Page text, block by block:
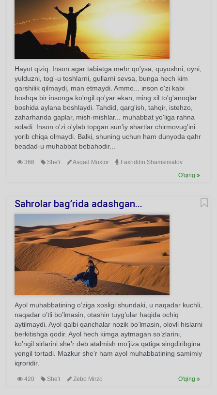
Hayot qiziq. Inson agar tabiatga mehr qo'ysa, quyoshni, oyni,
yulduzni, tog'-u toshlarni, gullarni sevsa, bunga hech kim
qarshilik qilmaydi, man etmaydi. Ammo... inson o'zi kabi
boshqa bir insonga ko'ngil qo'yar ekan, ming xil to'g'anoqlar
boshida aylana boshlaydi. Tahdid, qarg'ish, tahqir, istehzo,
zaharhanda gaplar, mish-mishlar... muhabbat yo'liga rahna
soladi. Inson o'zi o'ylab topgan sun'iy shartlar chirmovug'ini
yorib chiqa olmaydi. Balki, shuning uchun ham dunyoda qahr
beadad-u muhabbat bebahodir...
366 She'r Asqad Muxtor
Faxriddin Shamsimatov
O'qing
Sahrolar bag’rida adashgan...
Ayol muhabbatining o’ziga xosligi shundaki, u naqadar kuchli,
naqadar o’tli bo’lmasin, otashin tuyg’ular haqida ochiq
aytilmaydi. Ayol qalbi qanchalar nozik bo’lmasin, olovli hislarni
berkitishga qodir. Ayol hech kimga aytmagan so’zlarini,
ko’ngil sirlarini she’r deb atalmish mo’jiza qatiga singdiribgina
yengil tortadi. Mazkur she’r ham ayol muhabbatining samimiy
iqroridir.
420 She'r Zebo Mirzo O'qing